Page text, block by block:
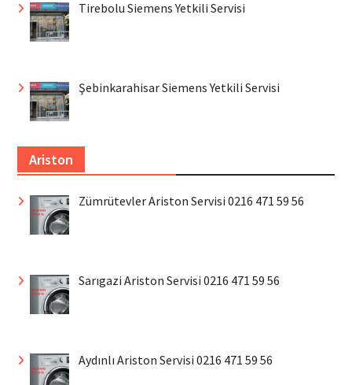
Tirebolu Siemens Yetkili Servisi
Şebinkarahisar Siemens Yetkili Servisi
Ariston
Zümrütevler Ariston Servisi 0216 471 59 56
Sarıgazi Ariston Servisi 0216 471 59 56
Aydınlı Ariston Servisi 0216 471 59 56